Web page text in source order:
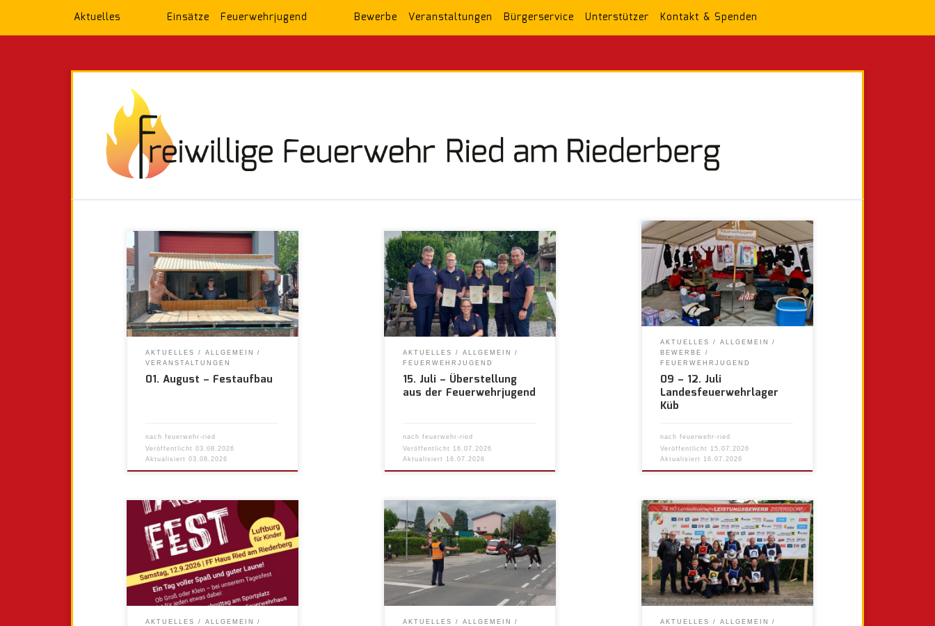
Aktuelles Einsätze Feuerwehrjugend Bewerbe Veranstaltungen Bürgerservice Unterstützer Kontakt & Spenden
AKTUELLES
ALLGEMEIN
VERANSTALTUNGEN
01. August – Festaufbau
nachfeuerwehr-ried
Veröffentlicht03.08.2026
Aktualisiert03.08.2026
AKTUELLES
ALLGEMEIN
FEUERWEHRJUGEND
15. Juli – Überstellung
aus der Feuerwehrjugend
nachfeuerwehr-ried
Veröffentlicht 16.07.2026
Aktualisiert 16.07.2026
AKTUELLES
ALLGEMEIN
BEWERBE
FEUERWEHRJUGEND
09 – 12. Juli
Landesfeuerwehrlager
Küb
nachfeuerwehr-ried
Veröffentlicht 15.07.2026
Aktualisiert 16.07.2026
AKTUELLES
ALLGEMEIN
AKTUELLES
ALLGEMEIN
AKTUELLES
ALLGEMEIN